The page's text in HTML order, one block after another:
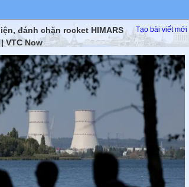
Tạo bài viết mới
đánh chặn rocket HIMARS
VTC Now